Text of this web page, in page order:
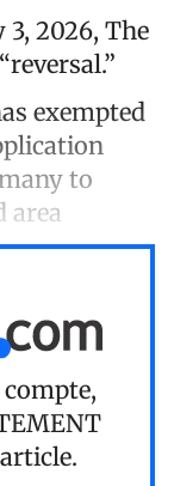
2026, The
exempted
to
area
compte,